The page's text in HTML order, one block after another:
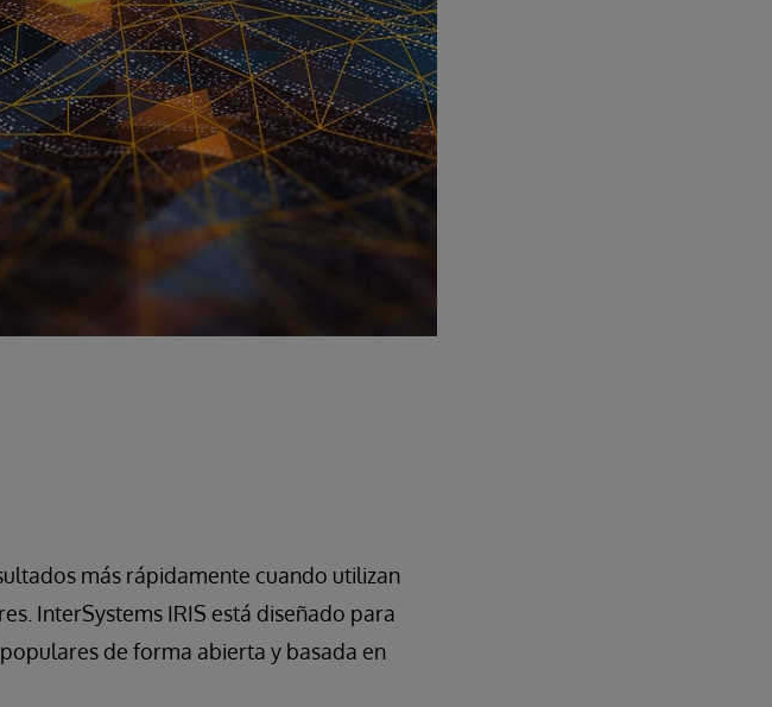
más rápidamente cuando utilizan
InterSystems IRIS está diseñado para
de forma abierta y basada en